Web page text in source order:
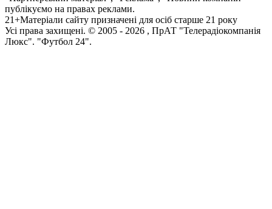
публікуємо на правах реклами.
21+Матеріали сайту призначені для осіб старше 21 року
Усi права захищенi. © 2005 - 2026 , ПрАТ "Телерадіокомпанія
Люкс". "Футбол 24".